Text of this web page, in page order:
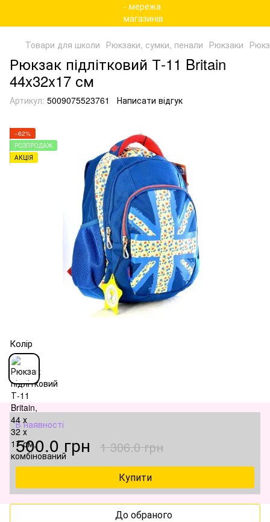
Товари для школи Рюкзаки, сумки, пенали Рюкзаки
Рюкзак підлітковий Т-11 Britain
44x32x17 см
Артикул: 5009075523761 Написати відгук
−62%
РОЗПРОДАЖ
АКЦІЯ
Колір
В наявності
500.0 грн 1 306.0 грн
Купити
До обраного